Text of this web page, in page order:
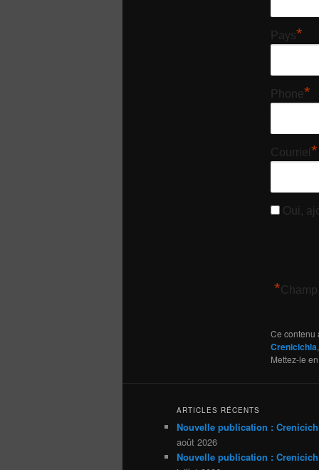
Pays*
Phone*
Courriel *
Oui,
*
Ce contenu
Crenicichla,
Mettez-le
ARTICLES RÉCENTS
Nouvelle publication :
août 2026
Nouvelle publication :